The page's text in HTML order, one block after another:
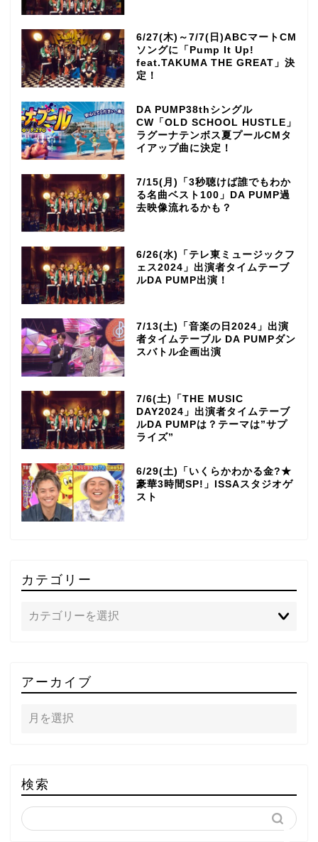
6/27(木)～7/7(日)ABCマートCM
ソングに「Pump It Up!
feat.TAKUMA THE GREAT」決
定！
DA PUMP38thシングル
CW「OLD SCHOOL HUSTLE」
ラグーナテンボス夏プールCMタ
イアップ曲に決定！
7/15(月)「3秒聴けば誰でもわか
る名曲ベスト100」DA PUMP過
去映像流れるかも？
6/26(水)「テレ東ミュージックフ
ェス2024」出演者タイムテーブ
ルDA PUMP出演！
7/13(土)「音楽の日2024」出演
者タイムテーブル DA PUMPダン
スバトル企画出演
7/6(土)「THE MUSIC
DAY2024」出演者タイムテーブ
ルDA PUMPは？テーマは”サプ
ライズ”
6/29(土)「いくらかわかる金?★
豪華3時間SP!」ISSAスタジオゲ
スト
カテゴリー
アーカイブ
検索
～DA PUMP YORIの晴れ
ばれラジオ～